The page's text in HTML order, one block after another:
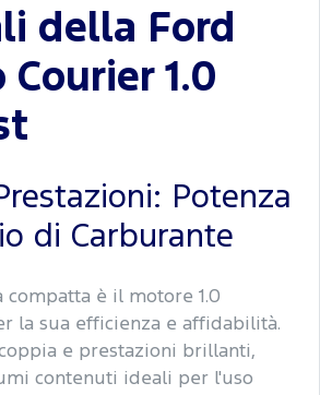
della Ford
Courier 1.0
Potenza
di Carburante
compatta è il motore 1.0
la sua efficienza e affidabilità.
e prestazioni brillanti,
contenuti ideali per l'uso